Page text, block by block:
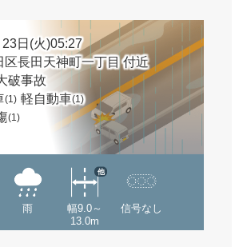
日(火)05:27
区長田天神町一丁目 付近
破事故
(1) 軽自動車(1)
(1)
雨
幅9.0～
13.0m
他
信号なし